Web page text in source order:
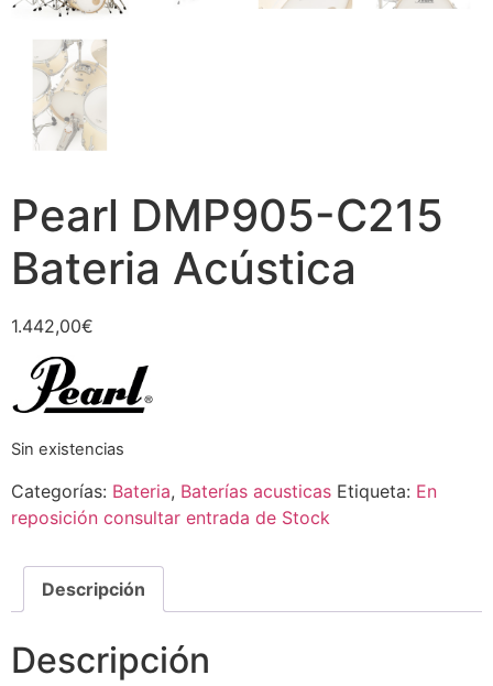
Pearl DMP905-C215
Bateria Acústica
1.442,00€
Sin existencias
Categorías: Bateria, Baterías acusticas Etiqueta: En
reposición consultar entrada de Stock
Descripción
Descripción